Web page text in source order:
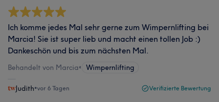
Ich komme jedes Mal sehr gerne zum Wimpernlifting bei
Marcia! Sie ist super lieb und macht einen tollen Job :)
Dankeschön und bis zum nächsten Mal.
Behandelt von Marcia• Wimpernlifting
Judith•vor 6 Tagen Verifizierte Bewertung